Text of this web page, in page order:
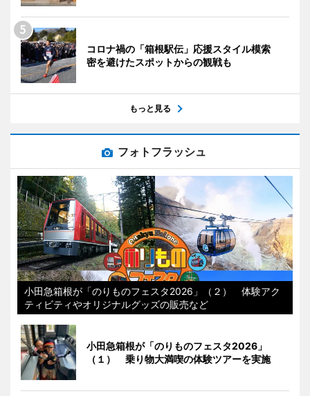
コロナ禍の「箱根駅伝」応援スタイル模索
密を避けたスポットからの観戦も
もっと見る
フォトフラッシュ
小田急箱根が「のりものフェスタ2026」（２） 体験アク
ティビティやオリジナルグッズの販売など
小田急箱根が「のりものフェスタ2026」
（１） 乗り物大満喫の体験ツアーを実施